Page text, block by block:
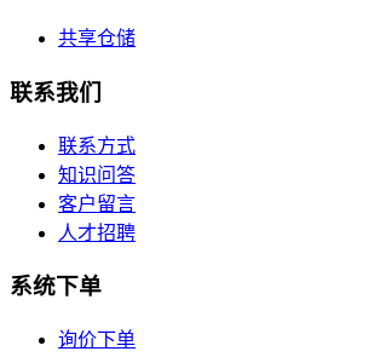
共享仓储
联系我们
联系方式
知识问答
客户留言
人才招聘
系统下单
询价下单